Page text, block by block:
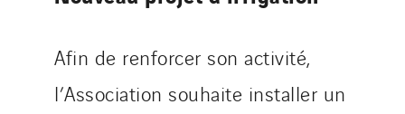
Afin de renforcer son activité,
l’Association souhaite installer un